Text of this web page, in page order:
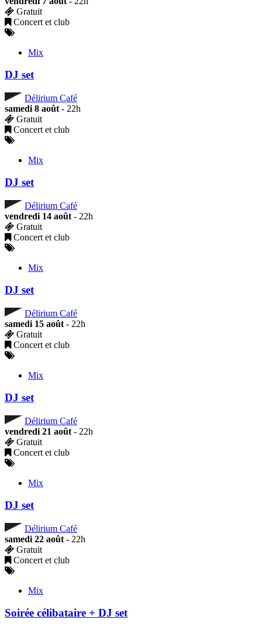
Gratuit
Concert et club
Mix
DJ set
Délirium Café
samedi 8 août - 22h
Gratuit
Concert et club
Mix
DJ set
Délirium Café
vendredi 14 août - 22h
Gratuit
Concert et club
Mix
DJ set
Délirium Café
samedi 15 août - 22h
Gratuit
Concert et club
Mix
DJ set
Délirium Café
vendredi 21 août - 22h
Gratuit
Concert et club
Mix
DJ set
Délirium Café
samedi 22 août - 22h
Gratuit
Concert et club
Mix
Soirée célibataire + DJ set